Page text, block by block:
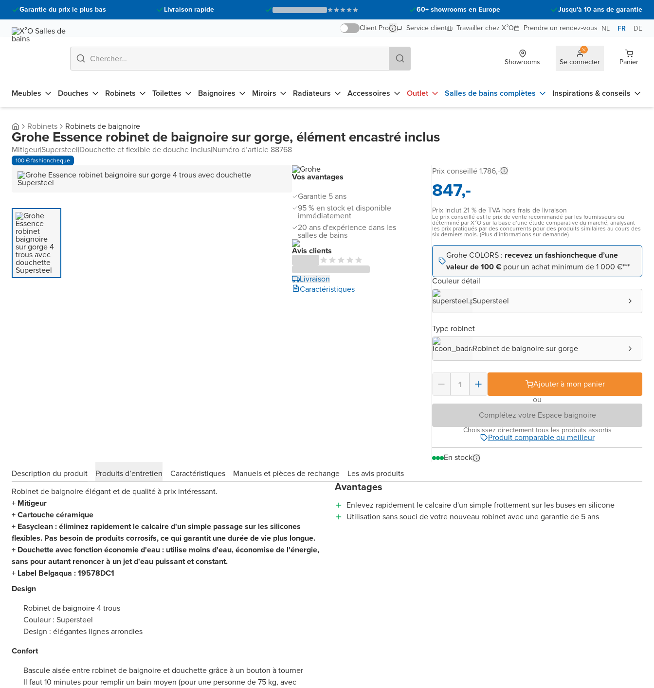
Garantie du prix le plus bas Livraison rapide 60+ showrooms en Europe
Jusqu'à 10 ans de garantie
Client Pro
Service client Travailler chez X²O Prendre un rendez-vous NL FR DE
Showrooms Se connecter Panier
Meubles Douches Robinets Toilettes Baignoires Miroirs Radiateurs Accessoires Outlet Salles de bains complètes Inspirations & conseils
Robinets Robinets de baignoire
Grohe Essence robinet de baignoire sur gorge, élément encastré inclus
Mitigeur|Supersteel|Douchette et flexible de douche inclus|Numéro d’article 88768
100 € fashioncheque
Vos avantages
Garantie 5 ans
95 % en stock et disponible
immédiatement
20 ans d'expérience dans les
salles de bains
Avis clients
Livraison
Caractéristiques
Prix conseillé 1.786,-
847,-
Prix inclut 21 % de TVA hors frais de livraison
Le prix conseillé est le prix de vente recommandé par les fournisseurs ou
déterminé par X²O sur la base d’une étude comparative du marché, analysant
les prix pratiqués par des concurrents pour des produits similaires au cours des
six derniers mois. (Plus d’informations sur demande)
Grohe COLORS : recevez un fashioncheque d’une
valeur de 100 € pour un achat minimum de 1 000 €***
Couleur détail
Supersteel
Type robinet
Robinet de baignoire sur gorge
Ajouter à mon panier
ou
Complétez votre Espace baignoire
Choisissez directement tous les produits assortis
Produit comparable ou meilleur
En stock
Description du produit
Produits d’entretien Caractéristiques Manuels et pièces de rechange
Les avis produits
Robinet de baignoire élégant et de qualité à prix intéressant.
+ Mitigeur
+ Cartouche céramique
+ Easyclean : éliminez rapidement le calcaire d'un simple passage sur les silicones
flexibles. Pas besoin de produits corrosifs, ce qui garantit une durée de vie plus longue.
+ Douchette avec fonction économie d'eau : utilise moins d'eau, économise de l'énergie,
sans pour autant renoncer à un jet d'eau puissant et constant.
+ Label Belgaqua : 19578DC1
Design
Robinet de baignoire 4 trous
Couleur : Supersteel
Design : élégantes lignes arrondies
Confort
Bascule aisée entre robinet de baignoire et douchette grâce à un bouton à tourner
Il faut 10 minutes pour remplir un bain moyen (pour une personne de 75 kg, avec
Avantages
Enlevez rapidement le calcaire d'un simple frottement sur les buses en silicone
Utilisation sans souci de votre nouveau robinet avec une garantie de 5 ans